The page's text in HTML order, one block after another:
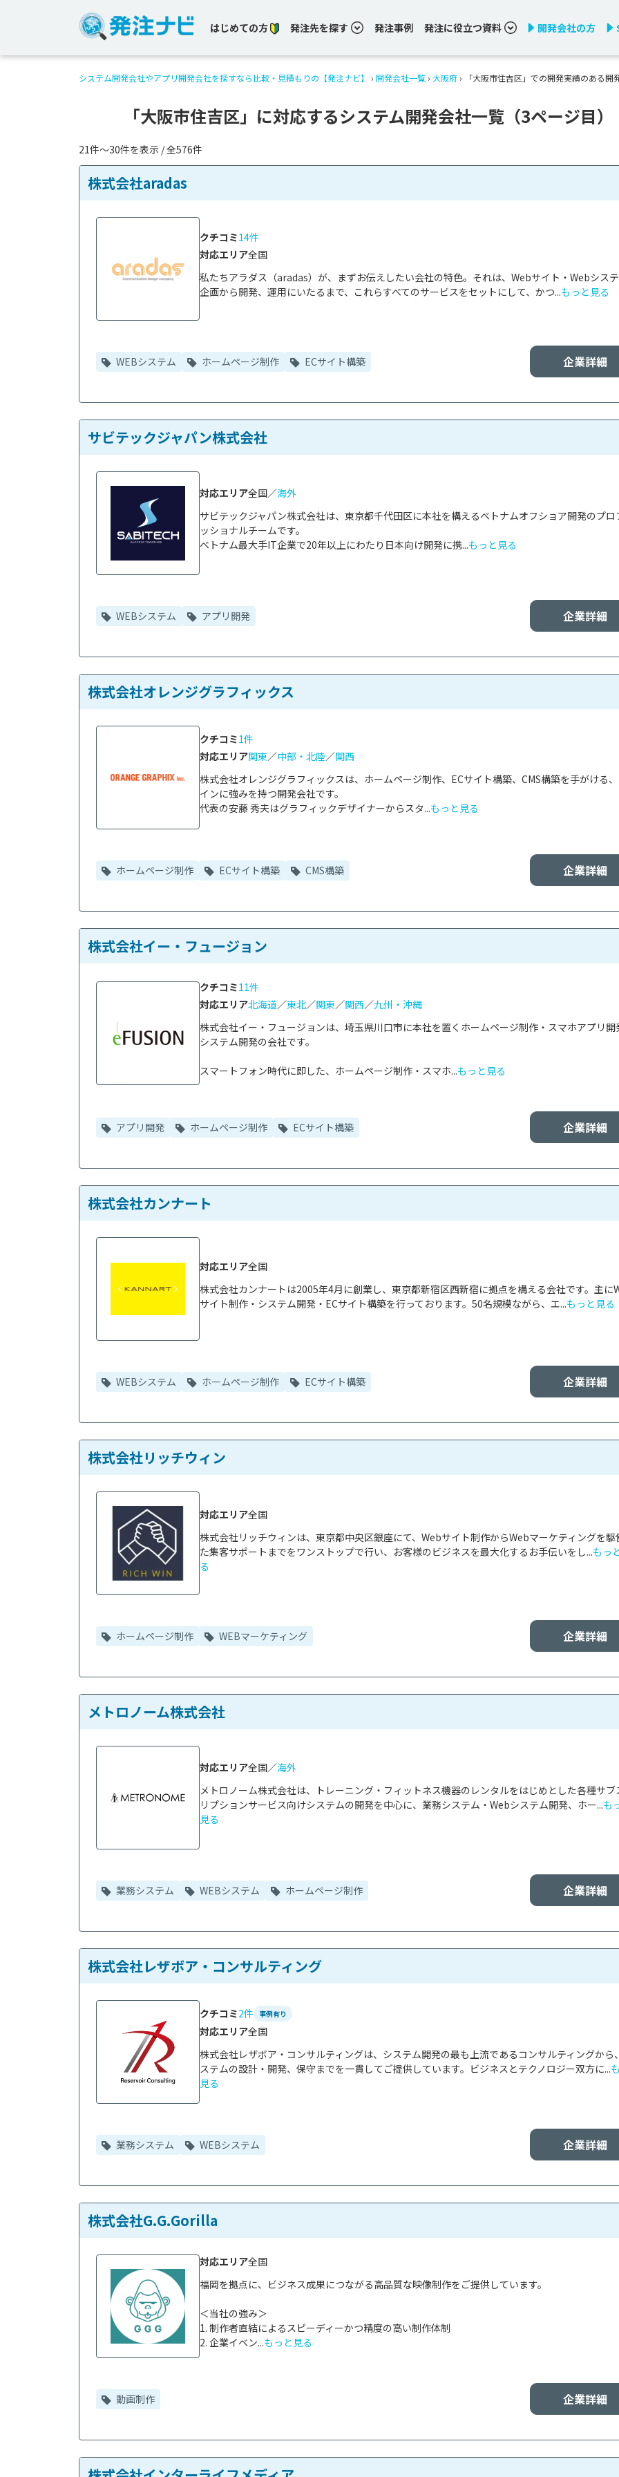
はじめての方 発注先を探す 発注事例 発注に役立つ資料 開発会社の方
システム開発会社やアプリ開発会社を探すなら比較・見積もりの【発注ナビ】 › 開発会社一覧 › 大阪府 › 「大阪市住吉区」での開発実績のある開
「大阪市住吉区」に対応するシステム開発会社一覧（3ページ目）
21件〜30件を表示 / 全576件
株式会社aradas
私たちアラダス（aradas）が、まずお伝えしたい会社の特色。それは、Webサイト・Webシス
企画から開発、運用にいたるまで、これらすべてのサービスをセットにして、かつ...もっと見る
クチコミ14件
対応エリア全国
企業詳細
WEBシステム ホームページ制作 ECサイト構築
サビテックジャパン株式会社
サビテックジャパン株式会社は、東京都千代田区に本社を構えるベトナムオフショア開発のプロ
ッショナルチームです。
ベトナム最大手IT企業で20年以上にわたり日本向け開発に携...もっと見る
対応エリア全国／海外
企業詳細
WEBシステム アプリ開発
株式会社オレンジグラフィックス
株式会社オレンジグラフィックスは、ホームページ制作、ECサイト構築、CMS構築を手がける
インに強みを持つ開発会社です。
代表の安藤 秀夫はグラフィックデザイナーからスタ...もっと見る
クチコミ1件
対応エリア関東／中部・北陸／関西
企業詳細
ホームページ制作 ECサイト構築 CMS構築
株式会社イー・フュージョン
株式会社イー・フュージョンは、埼玉県川口市に本社を置くホームページ制作・スマホアプリ開
システム開発の会社です。
スマートフォン時代に即した、ホームページ制作・スマホ...もっと見る
クチコミ11件
対応エリア北海道／東北／関東／関西／九州・沖縄
企業詳細
アプリ開発 ホームページ制作 ECサイト構築
株式会社カンナート
株式会社カンナートは2005年4月に創業し、東京都新宿区西新宿に拠点を構える会社です。主に
サイト制作・システム開発・ECサイト構築を行っております。50名規模ながら、エ...もっと見る
対応エリア全国
企業詳細
WEBシステム ホームページ制作 ECサイト構築
株式会社リッチウィン
株式会社リッチウィンは、東京都中央区銀座にて、Webサイト制作からWebマーケティングを駆
た集客サポートまでをワンストップで行い、お客様のビジネスを最大化するお手伝いをし...もっ
る
対応エリア全国
企業詳細
ホームページ制作 WEBマーケティング
メトロノーム株式会社
メトロノーム株式会社は、トレーニング・フィットネス機器のレンタルをはじめとした各種サブ
リプションサービス向けシステムの開発を中心に、業務システム・Webシステム開発、ホー...も
見る
対応エリア全国／海外
企業詳細
業務システム WEBシステム ホームページ制作
株式会社レザボア・コンサルティング
株式会社レザボア・コンサルティングは、システム開発の最も上流であるコンサルティングから
ステムの設計・開発、保守までを一貫してご提供しています。ビジネスとテクノロジー双方に...
見る
クチコミ2件 事例有り
対応エリア全国
企業詳細
業務システム WEBシステム
株式会社G.G.Gorilla
福岡を拠点に、ビジネス成果につながる高品質な映像制作をご提供しています。
＜当社の強み＞
1. 制作者直結によるスピーディーかつ精度の高い制作体制
2. 企業イベン...もっと見る
対応エリア全国
企業詳細
動画制作